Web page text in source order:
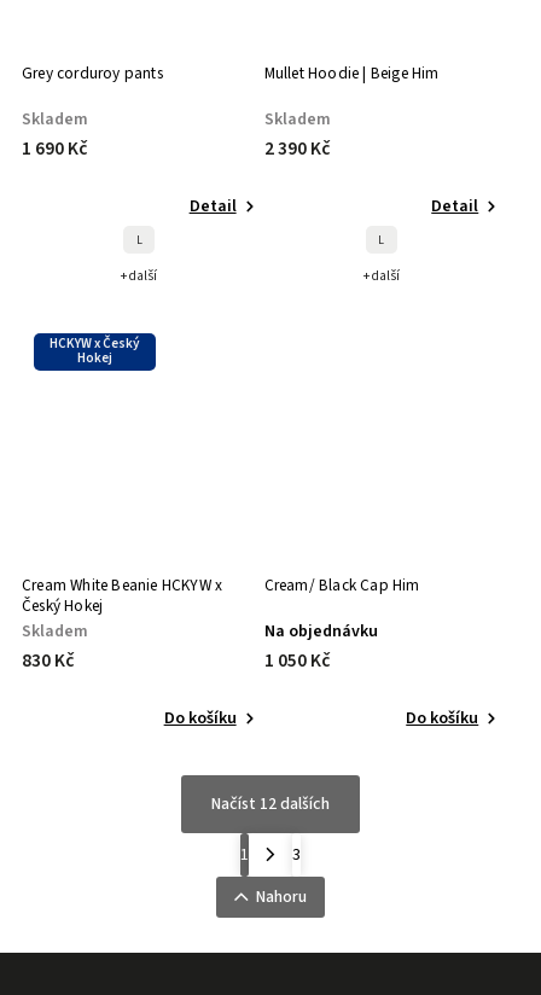
Grey corduroy pants
Skladem
1 690 Kč
Detail
L
+ další
Mullet Hoodie | Beige Him
Skladem
2 390 Kč
Detail
L
+ další
HCKYW x Český
Hokej
Cream White Beanie HCKYW x
Český Hokej
Skladem
830 Kč
Do košíku
Cream/ Black Cap Him
Na objednávku
1 050 Kč
Do košíku
Načíst 12 dalších
1
3
Nahoru